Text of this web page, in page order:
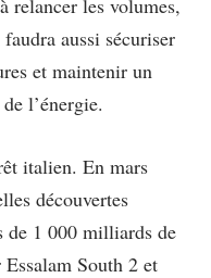
relancer les volumes,
aussi sécuriser
et maintenir un
l’énergie.
italien. En mars
découvertes
de 1 000 milliards de
South 2 et